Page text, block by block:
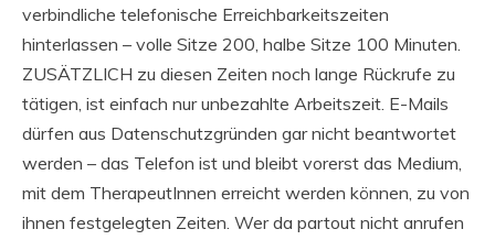
verbindliche telefonische Erreichbarkeitszeiten
hinterlassen – volle Sitze 200, halbe Sitze 100 Minuten.
ZUSÄTZLICH zu diesen Zeiten noch lange Rückrufe zu
tätigen, ist einfach nur unbezahlte Arbeitszeit. E-Mails
dürfen aus Datenschutzgründen gar nicht beantwortet
werden – das Telefon ist und bleibt vorerst das Medium,
mit dem TherapeutInnen erreicht werden können, zu von
ihnen festgelegten Zeiten. Wer da partout nicht anrufen